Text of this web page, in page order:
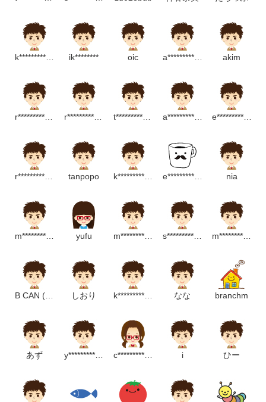
k*******************m ik******** oic a***************************p akim
r********************p r*******************p t******************m a******************p e****************p
r***************************m tanpopo k*******************m e**************************m nia
m********************m yufu m*****************m s***********************m m******************m
B CAN (CAN.B) しおり k*******************m なな branchm
あず y***********************m c*******************m i ひー